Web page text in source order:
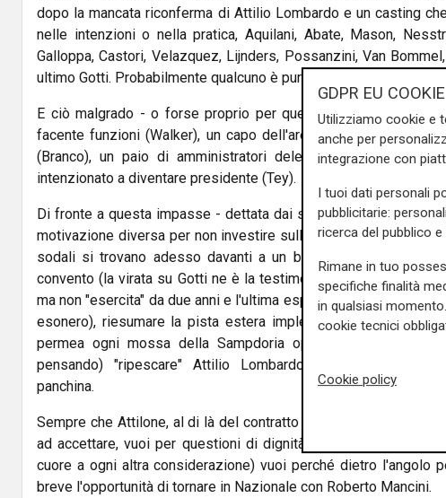
dopo la mancata riconferma di Attilio Lombardo e un casting
nelle intenzioni o nella pratica, Aquilani, Abate, Mason,
Galloppa, Castori, Velazquez, Lijnders, Possanzini, Van
ultimo Gotti. Probabilmente qualcuno è pure rimasto fuori dalla
E ciò malgrado - o forse proprio per questo - la presenza di
facente funzioni (Walker), un capo dell'area tecnica
(Branco), un paio di amministratori delegati (Fiorella e
intenzionato a diventare presidente (Tey).
Di fronte a questa impasse - dettata dai soliti limiti economici
motivazione diversa per non investire sull'allenatore e la
sodali si trovano adesso davanti a un bivio: "accontentarsi"
convento (la virata su Gotti ne è la testimonianza, nulla contro
ma non "esercita" da due anni e l'ultima esperienza a Lecce si
esonero), riesumare la pista estera implementando quel
permea ogni mossa della Sampdoria oppure (e pare che il
pensando) "ripescare" Attilio Lombardo chiedendogli
panchina.
Sempre che Attilone, al di là del contratto tuttora in essere con
ad accettare, vuoi per questioni di dignità (ma ha sempre
cuore a ogni altra considerazione) vuoi perché dietro l'angolo
breve l'opportunità di tornare in Nazionale con Roberto Mancini.
GDPR EU COOKIE
Utilizziamo cookie e
anche per
integrazione con
I tuoi dati personali
pubblicitarie:
ricerca del pubblico
Rimane in tuo
specifiche finalità
in qualsiasi
cookie tecnici
Cookie policy